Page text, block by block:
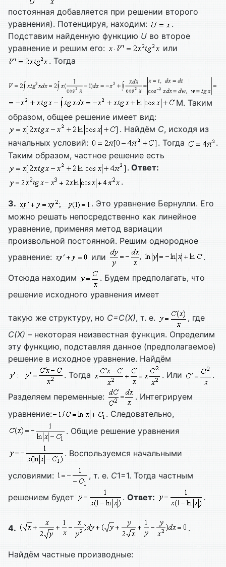
постоянная добавляется при решении второго
уравнения). Потенцируя, находим:
.
Подставим найденную функцию U во второе
уравнение и решим его:
или
. Тогда
М. Таким
образом, общее решение имеет вид:
. Найдём C, исходя из
начальных условий:
. Тогда
.
Таким образом, частное решение есть
. Ответ:
.
3.
. Это уравнение Бернулли. Его
можно решать непосредственно как линейное
уравнение, применяя метод вариации
произвольной постоянной. Решим однородное
уравнение:
или .
Отсюда находим
. Будем предполагать, что
решение исходного уравнения имеет
такую же структуру, но C=C(X), т. е.
, где
C(X) – некоторая неизвестная функция. Определим
эту функцию, подставляя данное (предполагаемое)
решение в исходное уравнение. Найдём
. Тогда
. Или .
Разделяем переменные:
. Интегрируем
уравнение:
. Следовательно,
. Общие решение уравнения
. Воспользуемся начальными
условиями: , т. е. C1=1. Тогда частным
решением будет . Ответ: .
4. .
Найдём частные производные: